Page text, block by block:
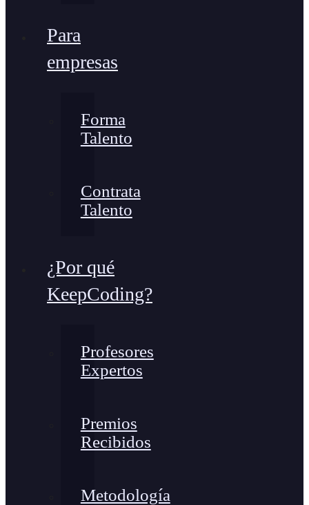
Para
empresas
Forma
Talento
Contrata
Talento
¿Por qué
KeepCoding?
Profesores
Expertos
Premios
Recibidos
Metodología